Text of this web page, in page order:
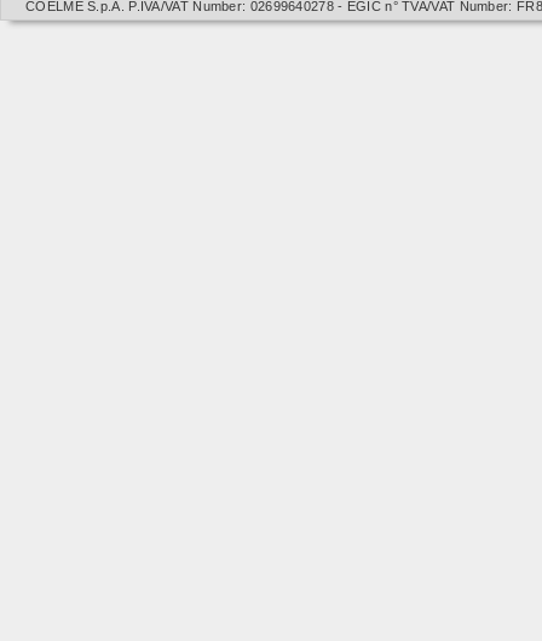
COELME S.p.A. P.IVA/VAT Number: 02699640278 - EGIC n° TVA/VAT Number: